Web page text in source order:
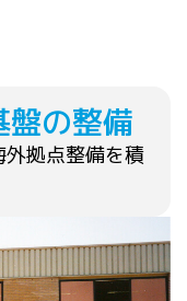
盤の整備
拠点整備を積